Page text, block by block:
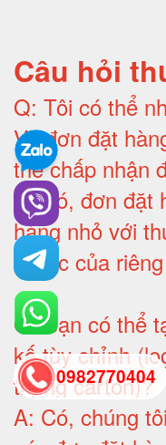
Câu hỏi
Q: Tôi có thể
Và đơn đặt
thể chấp nhận
A:Có, đơn đặt
hàng nhỏ với
thước của
Q:Bạn có thể
kế tùy chỉnh
thùng carton)?
A: Có, chúng
0982770404